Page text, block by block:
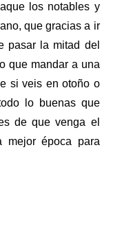
los notables y
que gracias a ir
pasar la mitad del
que mandar a una
si veis en otoño o
lo buenas que
de que venga el
mejor época para